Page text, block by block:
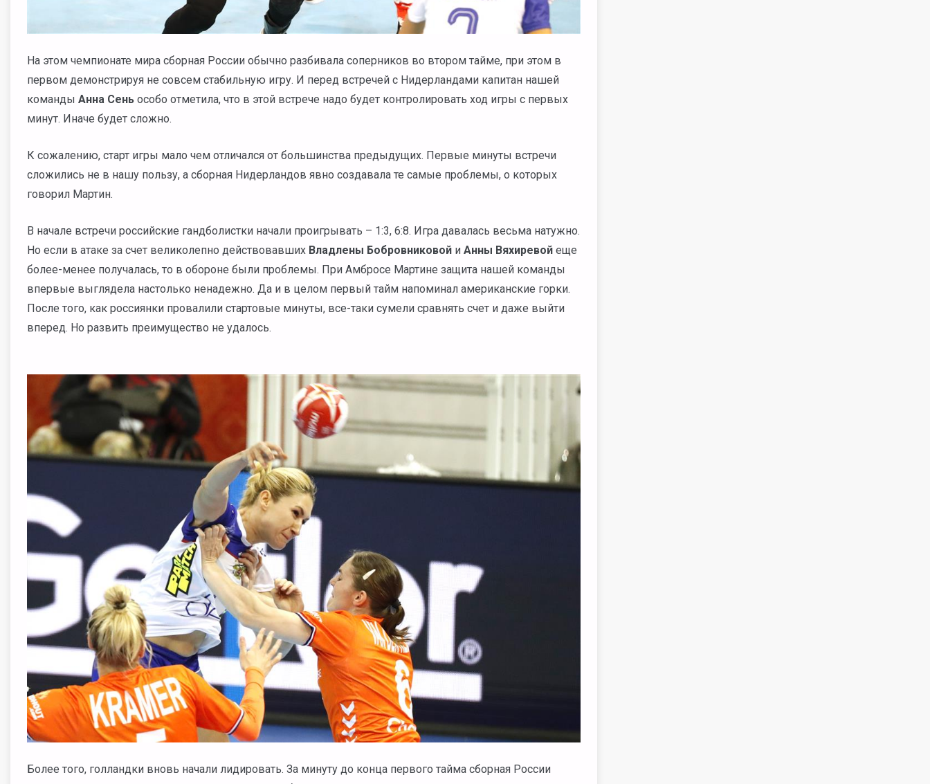
На этом чемпионате мира сборная России обычно разбивала соперников во втором тайме, при этом в
первом демонстрируя не совсем стабильную игру. И перед встречей с Нидерландами капитан нашей
команды Анна Сень особо отметила, что в этой встрече надо будет контролировать ход игры с первых
минут. Иначе будет сложно.
К сожалению, старт игры мало чем отличался от большинства предыдущих. Первые минуты встречи
сложились не в нашу пользу, а сборная Нидерландов явно создавала те самые проблемы, о которых
говорил Мартин.
В начале встречи российские гандболистки начали проигрывать – 1:3, 6:8. Игра давалась весьма натужно.
Но если в атаке за счет великолепно действовавших Владлены Бобровниковой и Анны Вяхиревой еще
более-менее получалась, то в обороне были проблемы. При Амбросе Мартине защита нашей команды
впервые выглядела настолько ненадежно. Да и в целом первый тайм напоминал американские горки.
После того, как россиянки провалили стартовые минуты, все-таки сумели сравнять счет и даже выйти
вперед. Но развить преимущество не удалось.
Более того, голландки вновь начали лидировать. За минуту до конца первого тайма сборная России